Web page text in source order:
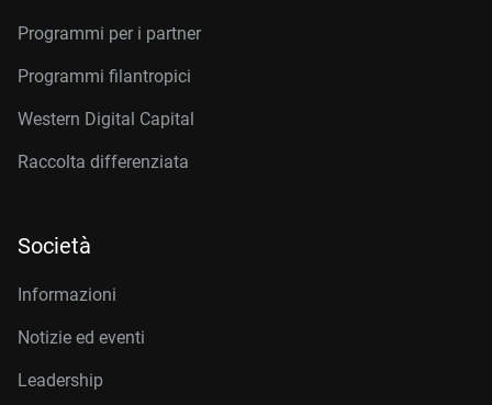
Programmi per i partner
Programmi filantropici
Western Digital Capital
Raccolta differenziata
Società
Informazioni
Notizie ed eventi
Leadership